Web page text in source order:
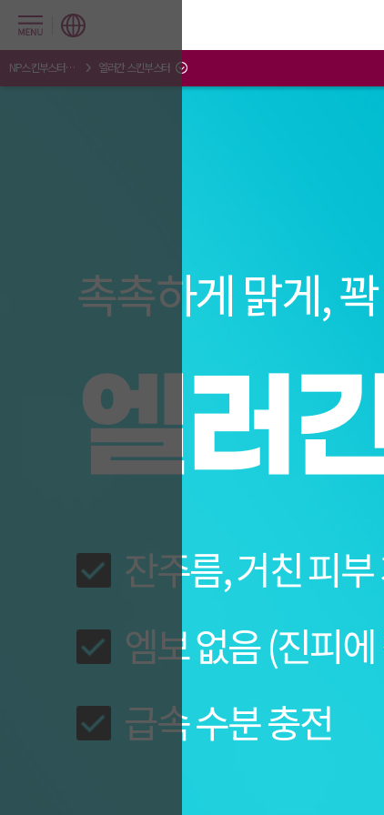
NP스킨부스터센터 엘러간 스킨부스터
촉촉하게 맑게,
엘러
잔주름, 거친 피부
엠보 없음 (진피
급속 수분 충전